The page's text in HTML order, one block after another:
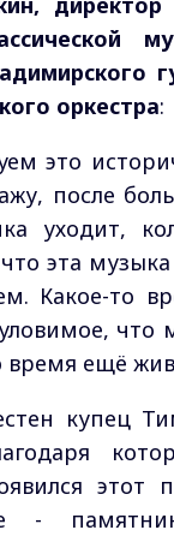
оркестра:
это
после
уходит,
эта музыка
Какое-то
время ещё
купец
этот
- памятник